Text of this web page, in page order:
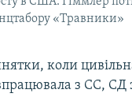
«Травники»
коли
з СС, СД